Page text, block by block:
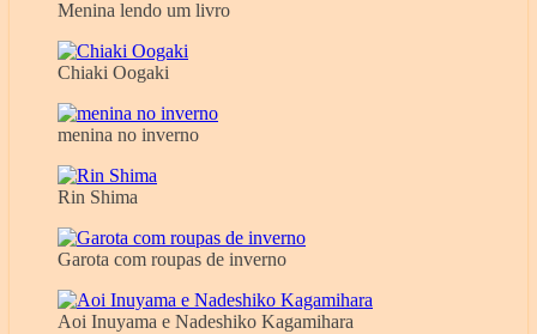
Menina lendo um livro
Chiaki Oogaki
menina no inverno
Rin Shima
Garota com roupas de inverno
Aoi Inuyama e Nadeshiko Kagamihara